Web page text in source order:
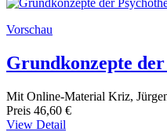
Vorschau
Grundkonzepte
Mit Online-Material Kriz,
Preis 46,60 €
View Detail